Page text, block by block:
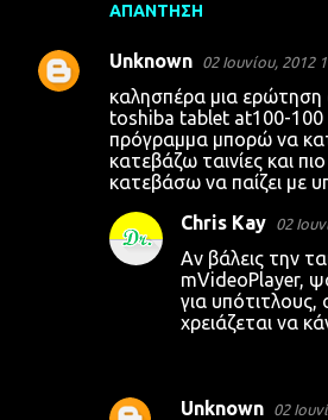
ΑΠΆΝΤΗΣΗ
Unknown 02 Ιουνίου, 2012
καλησπέρα μια
toshiba tablet at100-100
πρόγραμμα μπορώ να
κατεβάζω ταινίες και
κατεβάσω να παίζει με
Chris Kay 02
Αν βάλεις την
mVideoPlayer,
για υπότιτλους,
χρειάζεται να
Unknown 02